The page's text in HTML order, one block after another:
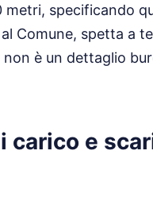
specificando
Comune, spetta a
è un dettaglio
carico e